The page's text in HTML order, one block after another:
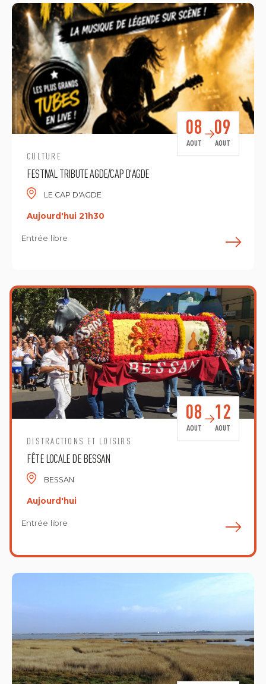
CULTURE
FESTIVAL TRIBUTE AGDE/CAP D'AGDE
LE CAP D'AGDE
Aujourd'hui 21h30
08
AOUT
09
AOUT
Entrée libre
DISTRACTIONS ET LOISIRS
FÊTE LOCALE DE BESSAN
BESSAN
Aujourd'hui
08
AOUT
12
AOUT
Entrée libre